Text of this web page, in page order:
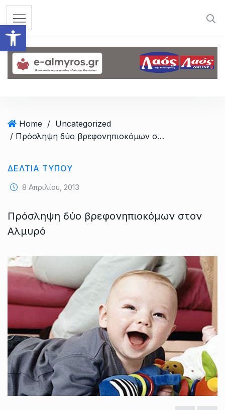
Ανοίξτε τη γραμμή
Home / Uncategorized
/ Πρόσληψη δύο βρεφονηπιοκόμων στον Αλμυρό
ΔΕΛΤΙΑ ΤΥΠΟΥ
8 Απριλίου, 2013
Πρόσληψη δύο βρεφονηπιοκόμων στον
Αλμυρό